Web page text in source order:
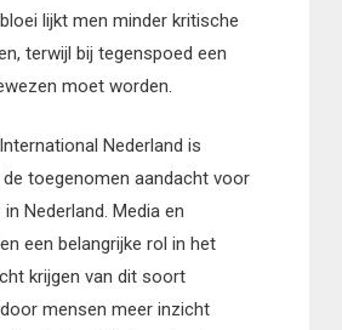
lijkt men minder kritische
terwijl bij tegenspoed een
moet worden.
Nederland is
toegenomen aandacht voor
Nederland. Media en
een belangrijke rol in het
krijgen van dit soort
mensen meer inzicht